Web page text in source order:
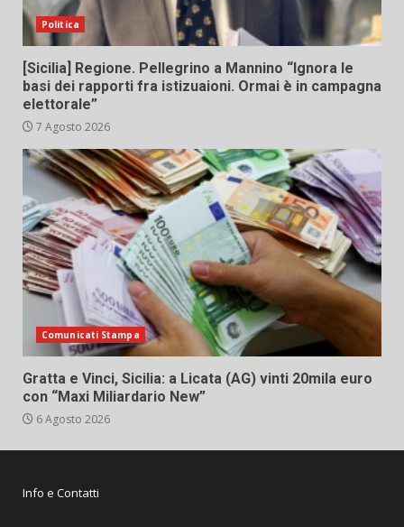
Politica
[Sicilia] Regione. Pellegrino a Mannino “Ignora le
basi dei rapporti fra istizuaioni. Ormai è in campagna
elettorale”
7 Agosto 2026
Comunicati Stampa
Gratta e Vinci, Sicilia: a Licata (AG) vinti 20mila euro
con “Maxi Miliardario New”
6 Agosto 2026
Info e Contatti